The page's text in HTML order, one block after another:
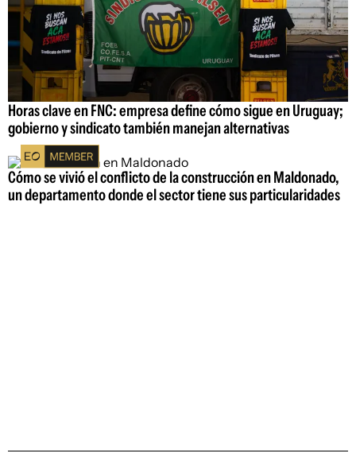
Horas clave en FNC: empresa define cómo sigue en Uruguay;
gobierno y sindicato también manejan alternativas
Cómo se vivió el conflicto de la construcción en Maldonado,
un departamento donde el sector tiene sus particularidades